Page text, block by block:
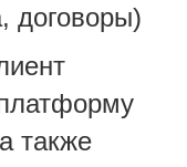
договоры)
также